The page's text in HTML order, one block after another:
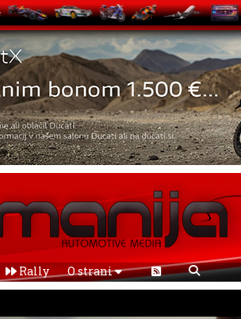
Rally O strani